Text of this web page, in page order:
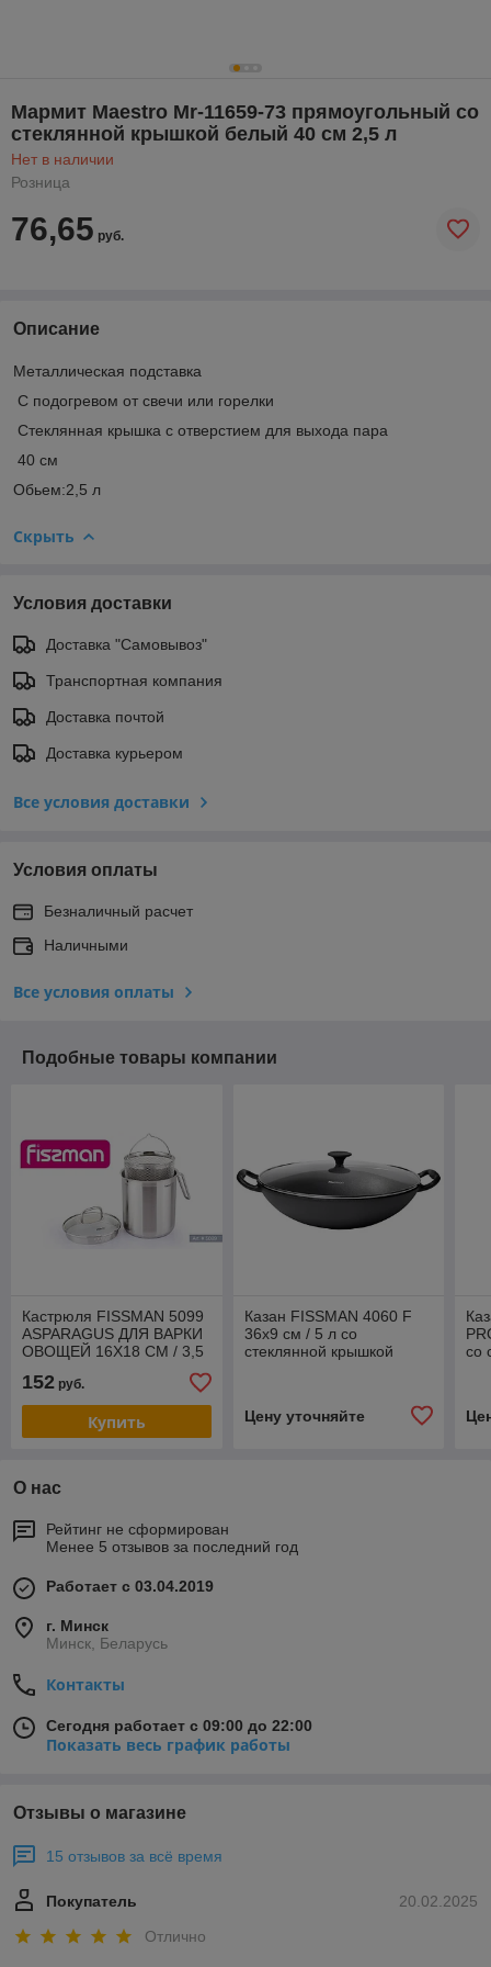
Мармит Maestro Mr-11659-73 прямоугольный со
стеклянной крышкой белый 40 см 2,5 л
Нет в наличии
Розница
76,65 руб.
Описание
Металлическая подставка
С подогревом от свечи или горелки
Стеклянная крышка с отверстием для выхода пара
40 см
Обьем:2,5 л
Скрыть
Условия доставки
Доставка "Самовывоз"
Транспортная компания
Доставка почтой
Доставка курьером
Все условия доставки
Условия оплаты
Безналичный расчет
Наличными
Все условия оплаты
Подобные товары компании
Кастрюля FISSMAN 5099
ASPARAGUS ДЛЯ ВАРКИ
ОВОЩЕЙ 16X18 СМ / 3,5
ПАРОВАРКОЙ И
СТЕКЛЯННОЙ КРЫШКОЙ
152 руб.
Купить
Казан FISSMAN 4060 F
36x9 см / 5 л со
стеклянной крышкой
Цену уточняйте
со
О нас
Рейтинг не сформирован
Менее 5 отзывов за последний год
Работает с 03.04.2019
г. Минск
Минск, Беларусь
Контакты
Сегодня работает с 09:00 до 22:00
Показать весь график работы
Отзывы о магазине
15 отзывов за всё время
20.02.2025
Покупатель
Отлично